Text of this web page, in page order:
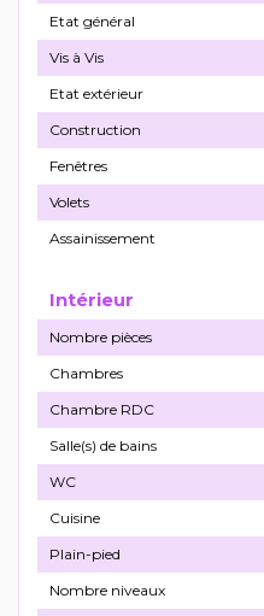
Etat général
Vis à Vis
Etat extérieur
Construction
Fenêtres
Volets
Assainissement
Intérieur
Nombre pièces
Chambres
Chambre RDC
Salle(s) de bains
WC
Cuisine
Plain-pied
Nombre niveaux